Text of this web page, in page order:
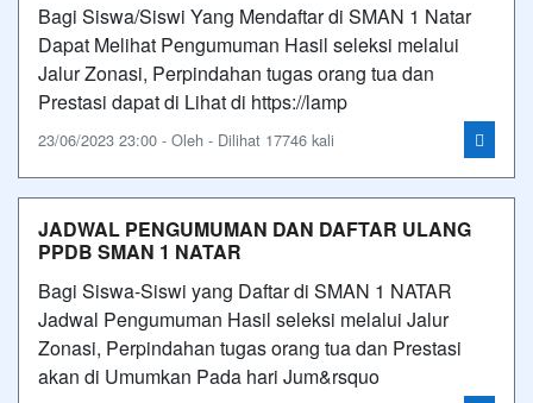
Bagi Siswa/Siswi Yang Mendaftar di SMAN 1 Natar
Dapat Melihat Pengumuman Hasil seleksi melalui
Jalur Zonasi, Perpindahan tugas orang tua dan
Prestasi dapat di Lihat di https://lamp
23/06/2023 23:00 - Oleh - Dilihat 17746 kali
JADWAL PENGUMUMAN DAN DAFTAR ULANG
PPDB SMAN 1 NATAR
Bagi Siswa-Siswi yang Daftar di SMAN 1 NATAR
Jadwal Pengumuman Hasil seleksi melalui Jalur
Zonasi, Perpindahan tugas orang tua dan Prestasi
akan di Umumkan Pada hari Jum&rsquo